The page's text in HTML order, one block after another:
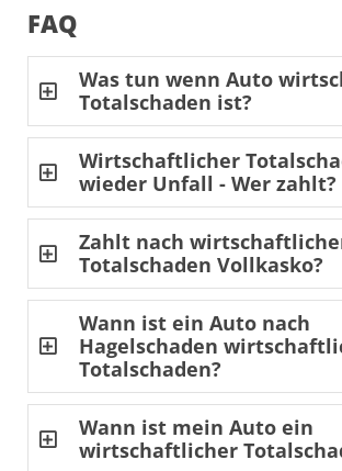
FAQ
Was tun wenn Auto
Totalschaden ist?
Wirtschaftlicher
wieder Unfall - Wer zahlt?
Zahlt nach
Totalschaden Vollkasko?
Wann ist ein Auto nach
Hagelschaden
Totalschaden?
Wann ist mein Auto ein
wirtschaftlicher